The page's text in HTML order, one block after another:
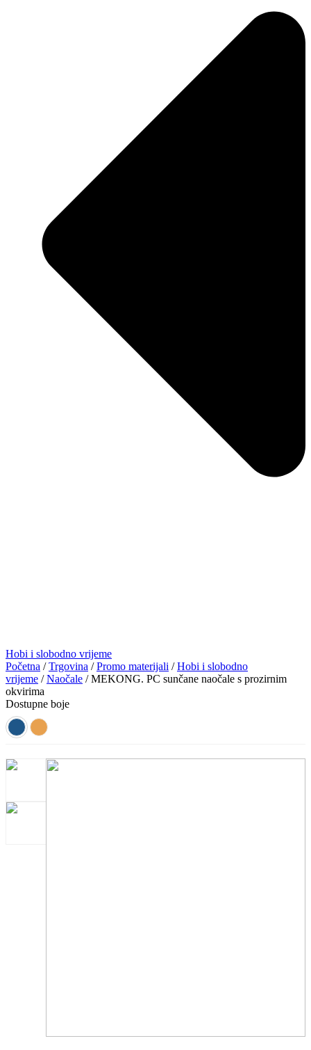
Hobi i slobodno vrijeme
Početna /Trgovina /Promo materijali /Hobi i slobodno
vrijeme /Naočale / MEKONG. PC sunčane naočale s prozirnim
okvirima
Dostupne boje